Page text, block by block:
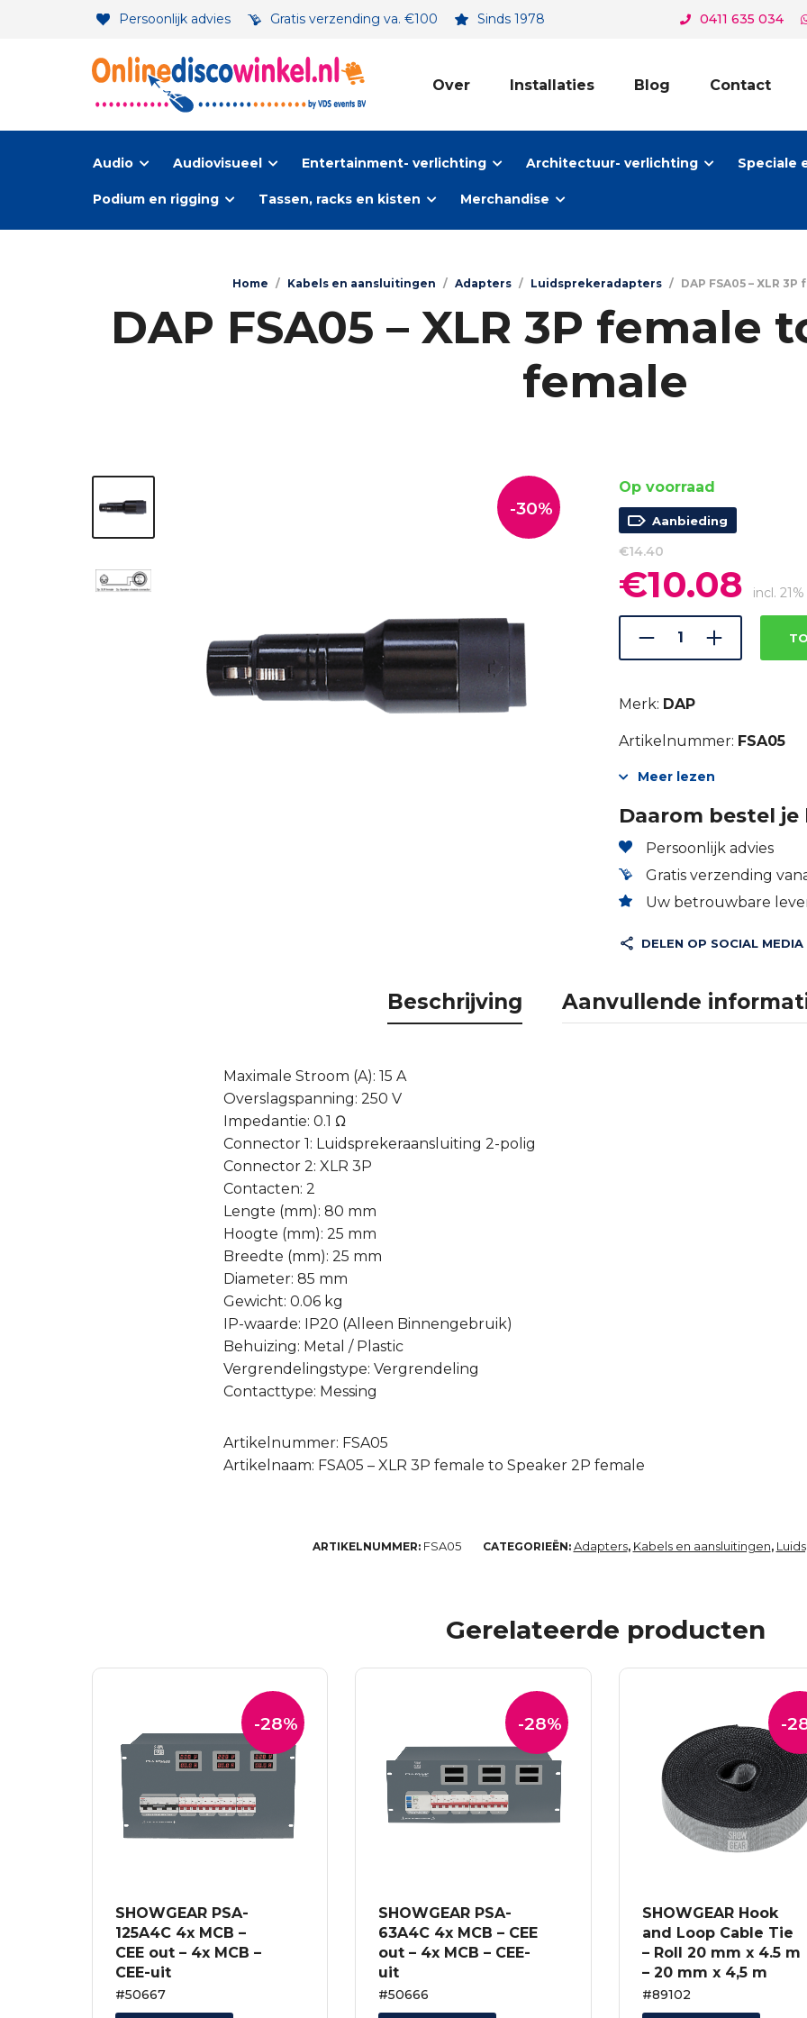
Persoonlijk advies Gratis verzending va. €100 Sinds 1978 0411 635 034
Over Installaties Blog Contact
Audio Audiovisueel Entertainment- verlichting Architectuur- verlichting Speciale
Podium en rigging Tassen, racks en kisten Merchandise
Home / Kabels en aansluitingen / Adapters / Luidsprekeradapters / DAP FSA05 – XLR
DAP FSA05 – XLR 3P female
female
-30%
Op voorraad
Aanbieding
€14.40
Oorspronkelijke
prijs
was:
€14.40.
€10.08 prijs
is:
incl.
Merk: DAP
Artikelnummer: FSA05
Meer lezen
Daarom bestel
Persoonlijk advies
Gratis verzending
Uw betrouwbare
DELEN OP SOCIAL MEDIA
Beschrijving Aanvullende
Maximale Stroom (A): 15 A
Overslagspanning: 250 V
Impedantie: 0.1 Ω
Connector 1: Luidsprekeraansluiting 2-polig
Connector 2: XLR 3P
Contacten: 2
Lengte (mm): 80 mm
Hoogte (mm): 25 mm
Breedte (mm): 25 mm
Diameter: 85 mm
Gewicht: 0.06 kg
IP-waarde: IP20 (Alleen Binnengebruik)
Behuizing: Metal / Plastic
Vergrendelingstype: Vergrendeling
Contacttype: Messing
Artikelnummer: FSA05
Artikelnaam: FSA05 – XLR 3P female to Speaker 2P female
ARTIKELNUMMER: FSA05 CATEGORIEËN: Adapters, Kabels en aansluitingen,
Gerelateerde producten
-28%
SHOWGEAR PSA-
125A4C 4x MCB –
CEE out – 4x MCB –
CEE-uit
#50667
-28%
SHOWGEAR PSA-
63A4C 4x MCB – CEE
out – 4x MCB – CEE-
uit
#50666
-
SHOWGEAR Hook
and Loop Cable Tie
– Roll 20 mm x 4.5 m
– 20 mm x 4,5 m
#89102